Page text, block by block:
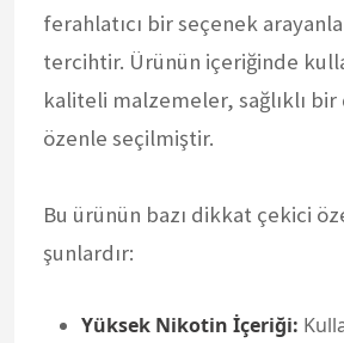
ferahlatıcı bir seçenek
tercihtir. Ürünün içeriğinde
kaliteli malzemeler, sağlıklı
özenle seçilmiştir.
Bu ürünün bazı dikkat çekici
şunlardır:
Yüksek Nikotin İçeriği: